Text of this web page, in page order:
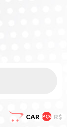
CAR PÇS R$